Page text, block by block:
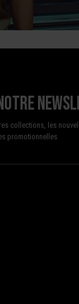
collections, les
promotionnelles